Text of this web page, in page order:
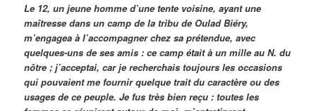
Le 12, un jeune homme d’une tente voisine, ayant une
maîtresse dans un camp de la tribu de Oulad Biéry,
m’engagea à l’accompagner chez sa prétendue, avec
quelques-uns de ses amis : ce camp était à un mille au N. du
nôtre ; j’acceptai, car je recherchais toujours les occasions
qui pouvaient me fournir quelque trait du caractère ou des
usages de ce peuple. Je fus très bien reçu : toutes les